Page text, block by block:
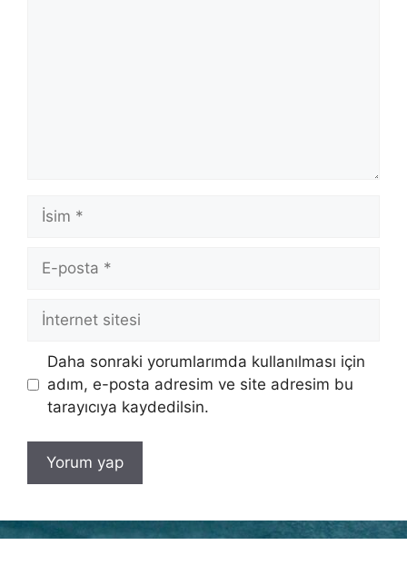
İsim
posta
İnternet
sitesi
Daha sonraki yorumlarımda kullanılması için
adım, e-posta adresim ve site adresim bu
tarayıcıya kaydedilsin.